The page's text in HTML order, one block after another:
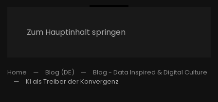
Zum Hauptinhalt springen
Home Blog (DE)
Blog - Data Inspired & Digital Culture
KI als Treiber der Konvergenz